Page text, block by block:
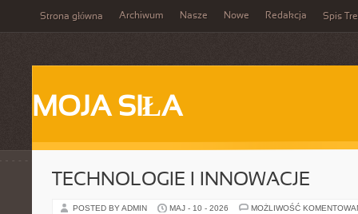
Strona główna Archiwum Nasze Nowe Redakcja Spis
MOJA SIŁA
TECHNOLOGIE I INNOWACJE
POSTED BY ADMIN MAJ - 10 - 2026 MOŻLIWOŚĆ